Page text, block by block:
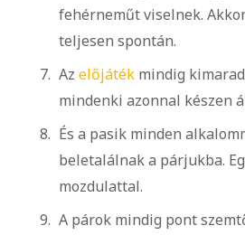
fehérneműt viselnek.
teljesen spontán.
Az előjáték mindig
mindenki azonnal készen
És a pasik minden
beletalálnak a párjukba.
mozdulattal.
A párok mindig pont